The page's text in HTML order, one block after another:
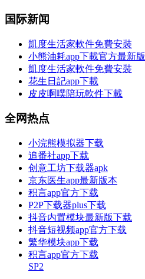
国际新闻
凱度生活家軟件免費安裝
小熊油耗app下載官方最新版
凱度生活家軟件免費安裝
花生日記app下載
皮皮啊噗陪玩軟件下載
全网热点
小浣熊模拟器下载
追番社app下载
创意工坊下载器apk
京东医生app最新版本
积言app官方下载
P2P下载器plus下载
抖音内置模块最新版下载
抖音短视频app官方下载
繁华模块app下载
积言app官方下载
SP2